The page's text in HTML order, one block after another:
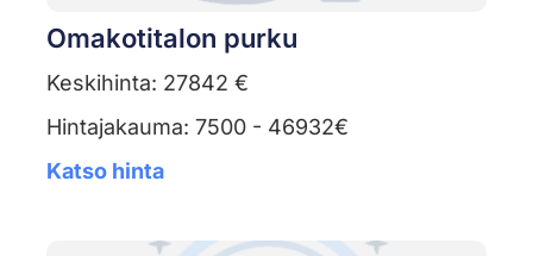
Omakotitalon purku
Keskihinta: 27842 €
Hintajakauma: 7500 - 46932€
Katso hinta